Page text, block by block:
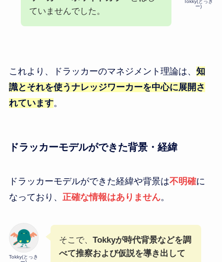
Tokky(とっき
ー)
ていませんでした。
これより、ドラッカーのマネジメント理論は、 知
識とそれを使うナレッジワーカーを中心に展開さ
れています。
ドラッカーモデルができた背景・経緯
ドラッカーモデルができた経緯や背景は不明確に
なっており、 正確な情報はありません。
Tokky(とっき
そこで、 Tokkyが時代背景などを調
べて推察および仮説を導き出して